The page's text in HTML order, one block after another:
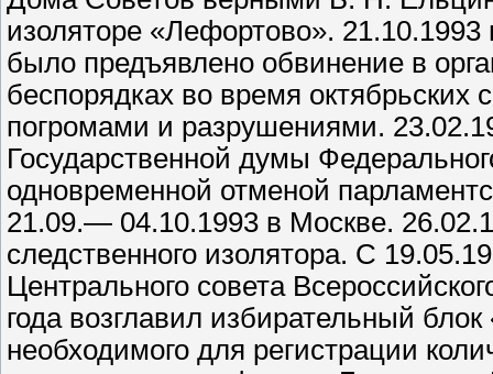
изоляторе «Лефортово».
было предъявлено обвинение в
беспорядках во время
погромами и разрушениями.
Государственной думы
одновременной отменой
21.09.— 04.10.1993 в Москве.
следственного изолятора. С
Центрального совета
года возглавил избирательный
необходимого для регистрации